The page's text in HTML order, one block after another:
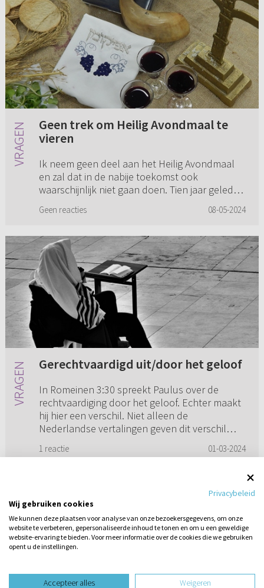
Geen trek om Heilig Avondmaal te
vieren
Ik neem geen deel aan het Heilig Avondmaal
en zal dat in de nabije toekomst ook
waarschijnlijk niet gaan doen. Tien jaar geleden
is mis gegaan. Ik was het...
Geen reacties 08-05-2024
Gerechtvaardigd uit/door het geloof
In Romeinen 3:30 spreekt Paulus over de
rechtvaardiging door het geloof. Echter maakt
hij hier een verschil. Niet alleen de
Nederlandse vertalingen geven dit verschil
1 reactie 01-03-2024
1 2
design website dooreen vraag
Privacybeleid
Wij gebruiken cookies
We kunnen deze plaatsen voor analyse van onze bezoekersgegevens, om onze
website te verbeteren, gepersonaliseerde inhoud te tonen en om u een geweldige
website-ervaring te bieden. Voor meer informatie over de cookies die we gebruiken
opent u de instellingen.
Accepteer alles Weigeren